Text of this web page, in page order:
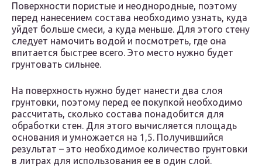
Поверхности пористые и неоднородные, поэтому
перед нанесением состава необходимо узнать, куда
уйдет больше смеси, а куда меньше. Для этого стену
следует намочить водой и посмотреть, где она
впитается быстрее всего. Это место нужно будет
грунтовать сильнее.
На поверхность нужно будет нанести два слоя
грунтовки, поэтому перед ее покупкой необходимо
рассчитать, сколько состава понадобится для
обработки стен. Для этого вычисляется площадь
основания и умножается на 1,5. Получившийся
результат – это необходимое количество грунтовки
в литрах для использования ее в один слой.